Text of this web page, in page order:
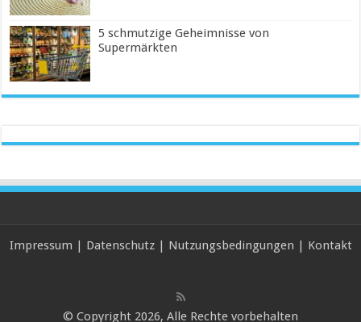
5 schmutzige Geheimnisse von
Supermärkten
Impressum | Datenschutz| Nutzungsbedingungen | Kontakt
© Copyright 2026, Alle Rechte vorbehalten